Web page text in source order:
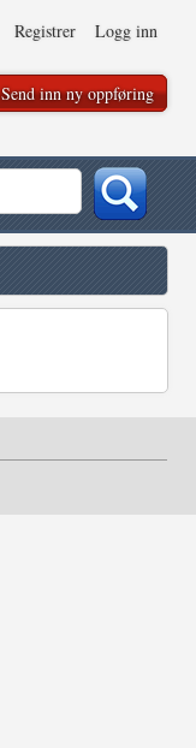
Registrer Logg inn
Send inn ny oppføring